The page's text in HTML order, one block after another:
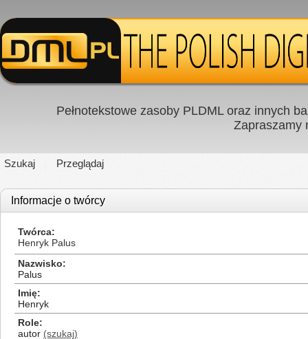
Pełnotekstowe zasoby PLDML oraz innych
Zapraszamy
Szukaj Przeglądaj
Informacje o twórcy
Twórca
Henryk Palus
Nazwisko
Palus
Imię
Henryk
Role
autor (szukaj)